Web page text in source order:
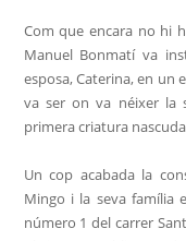
Com que encara no hi
Manuel Bonmatí va
esposa, Caterina, en un
va ser on va néixer la
primera criatura
Un cop acabada la
Mingo i la seva família
número 1 del carrer